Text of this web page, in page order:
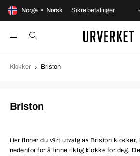
Norge • Norsk
kjøp Sikre betalinger
Klokker Briston
Briston
Her finner du vårt utvalg av Briston
nedenfor for å finne riktig klokke for deg.